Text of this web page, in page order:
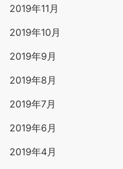
2019年11月
2019年10月
2019年9月
2019年8月
2019年7月
2019年6月
2019年4月